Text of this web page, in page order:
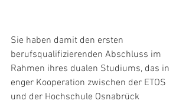
Sie haben damit den ersten
berufsqualifizierenden Abschluss im
Rahmen ihres dualen Studiums, das in
enger Kooperation zwischen der ETOS
und der Hochschule Osnabrück